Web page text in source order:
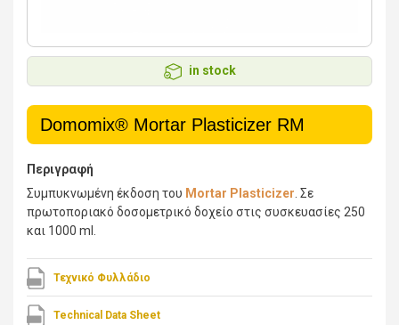
in stock
Domomix® Mortar Plasticizer RM
Περιγραφή
Συμπυκνωμένη έκδοση του Mortar Plasticizer . Σε
πρωτοποριακό δοσομετρικό δοχείο στις συσκευασίες 250
και 1000 ml.
Τεχνικό Φυλλάδιο
Technical Data Sheet